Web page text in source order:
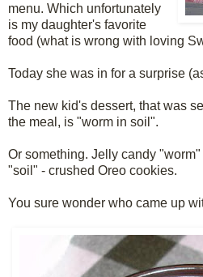
menu. Which unfortunately
is my daughter's favorite
food (what is wrong with loving
Today she was in for a surprise
The new kid's dessert, that was
the meal, is "worm in soil".
Or something. Jelly candy
"soil" - crushed Oreo cookies.
You sure wonder who came up